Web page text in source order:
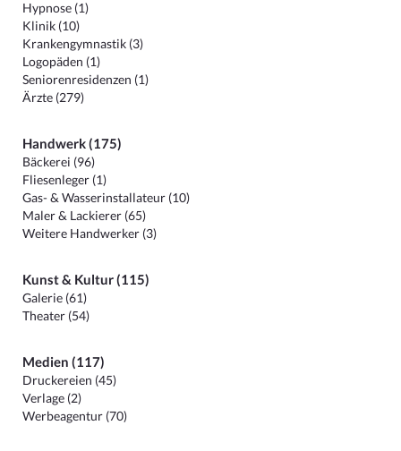
Hypnose (1)
Klinik (10)
Krankengymnastik (3)
Logopäden (1)
Seniorenresidenzen (1)
Ärzte (279)
Handwerk (175)
Bäckerei (96)
Fliesenleger (1)
Gas- & Wasserinstallateur (10)
Maler & Lackierer (65)
Weitere Handwerker (3)
Kunst & Kultur (115)
Galerie (61)
Theater (54)
Medien (117)
Druckereien (45)
Verlage (2)
Werbeagentur (70)